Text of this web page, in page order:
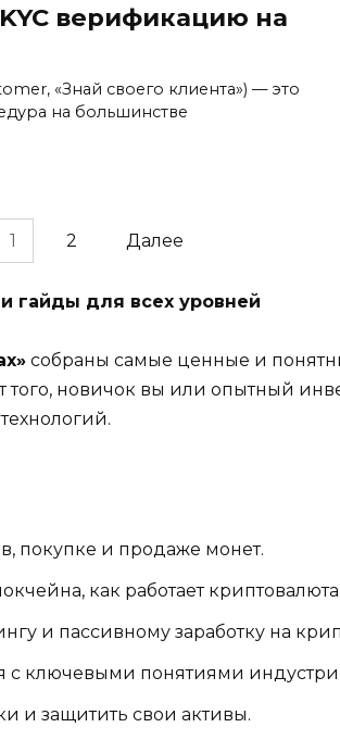
верификацию на
«Знай своего клиента») — это
на большинстве
1 2 Далее
гайды для всех уровней
собраны самые ценные и
новичок вы или опытный
покупке и продаже монет.
как работает
и пассивному заработку на
с ключевыми понятиями
и защитить свои активы.